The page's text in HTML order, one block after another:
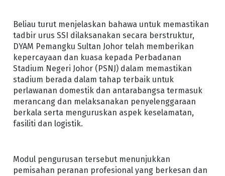
Beliau turut menjelaskan bahawa untuk memastikan
tadbir urus SSI dilaksanakan secara berstruktur,
DYAM Pemangku Sultan Johor telah memberikan
kepercayaan dan kuasa kepada Perbadanan
Stadium Negeri Johor (PSNJ) dalam memastikan
stadium berada dalam tahap terbaik untuk
perlawanan domestik dan antarabangsa termasuk
merancang dan melaksanakan penyelenggaraan
berkala serta menguruskan aspek keselamatan,
fasiliti dan logistik.
Modul pengurusan tersebut menunjukkan
pemisahan peranan profesional yang berkesan dan